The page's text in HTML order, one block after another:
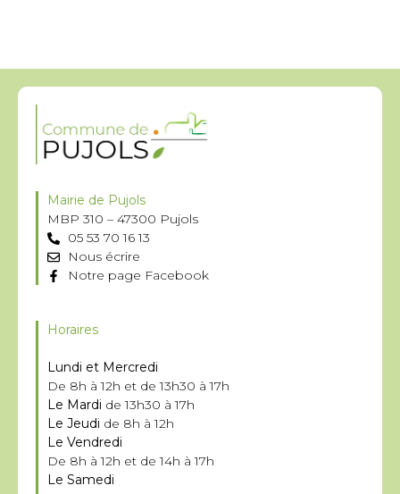
Mairie de Pujols
MBP 310 – 47300 Pujols
05 53 70 16 13
Nous écrire
Notre page Facebook
Horaires
Lundi et Mercredi
De 8h à 12h et de 13h30 à 17h
Le Mardi de 13h30 à 17h
Le Jeudi de 8h à 12h
Le Vendredi
De 8h à 12h et de 14h à 17h
Le Samedi